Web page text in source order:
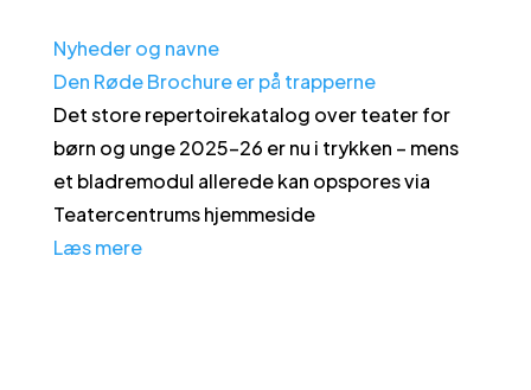
Nyheder og navne
Den Røde Brochure er på trapperne
Det store repertoirekatalog over teater for
børn og unge 2025-26 er nu i trykken – mens
et bladremodul allerede kan opspores via
Teatercentrums hjemmeside
Læs mere